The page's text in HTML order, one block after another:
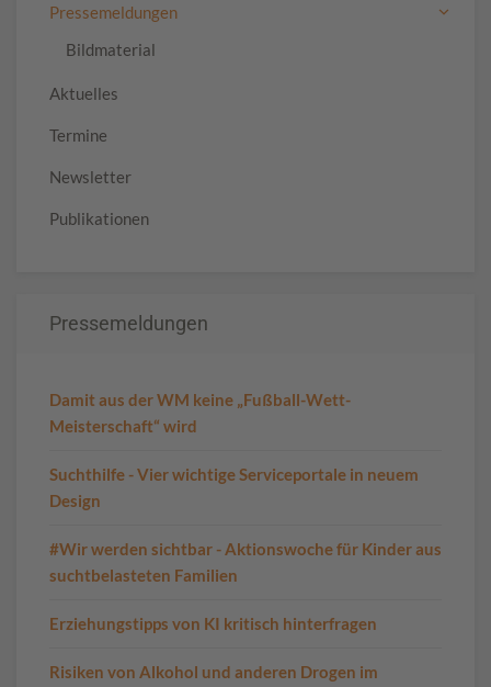
Pressemeldungen
Bildmaterial
Aktuelles
Termine
Newsletter
Publikationen
Pressemeldungen
Damit aus der WM keine „Fußball-Wett-
Meisterschaft“ wird
Suchthilfe - Vier wichtige Serviceportale in neuem
Design
#Wir werden sichtbar - Aktionswoche für Kinder aus
suchtbelasteten Familien
Erziehungstipps von KI kritisch hinterfragen
Risiken von Alkohol und anderen Drogen im